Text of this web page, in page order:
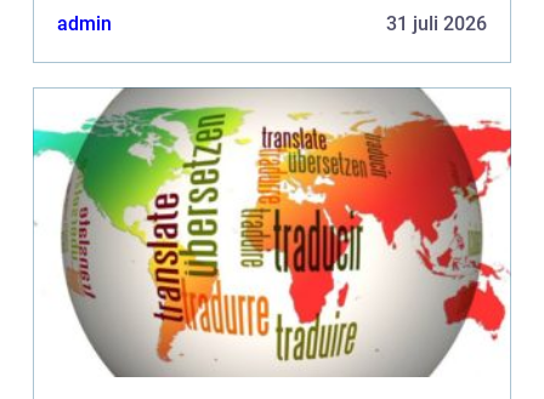
bärgningsfirmor som står till d...
admin 31 juli 2026